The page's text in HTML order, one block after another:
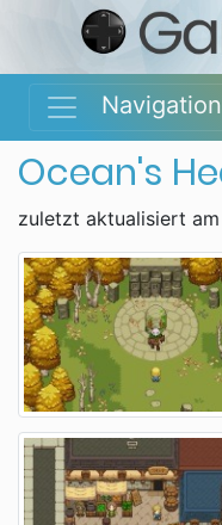
Navigation
Ocean's
zuletzt aktualisiert